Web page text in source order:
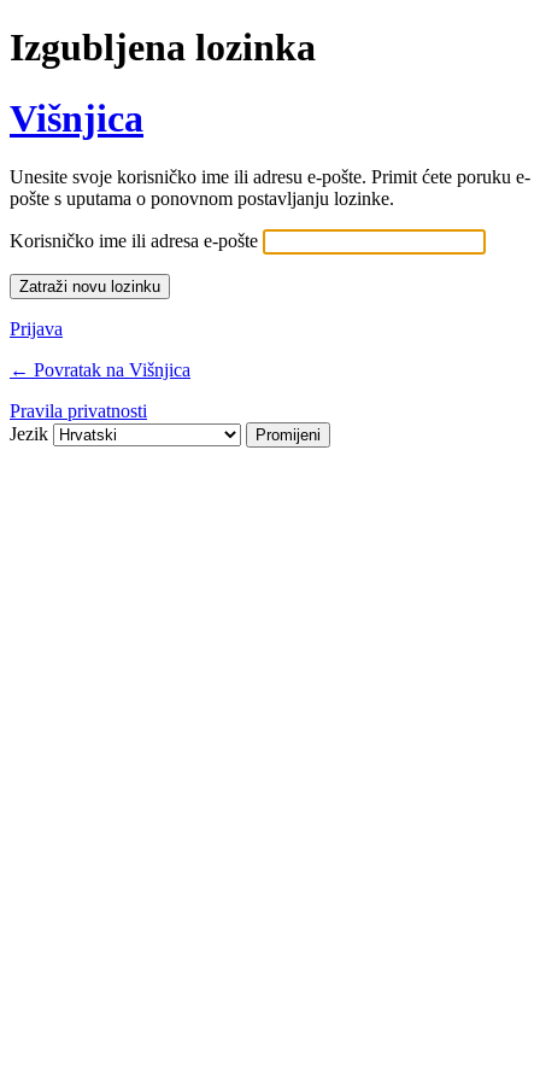
Izgubljena lozinka
Višnjica
Unesite svoje korisničko ime ili adresu e-pošte. Primit ćete poruku e-
pošte s uputama o ponovnom postavljanju lozinke.
Korisničko ime ili adresa e-pošte
Prijava
← Povratak na Višnjica
Pravila privatnosti
Jezik